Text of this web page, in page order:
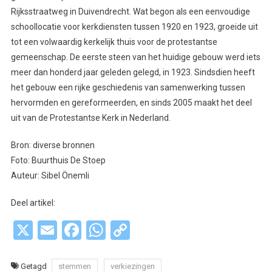
Rijksstraatweg in Duivendrecht. Wat begon als een eenvoudige
schoollocatie voor kerkdiensten tussen 1920 en 1923, groeide uit
tot een volwaardig kerkelijk thuis voor de protestantse
gemeenschap. De eerste steen van het huidige gebouw werd iets
meer dan honderd jaar geleden gelegd, in 1923. Sindsdien heeft
het gebouw een rijke geschiedenis van samenwerking tussen
hervormden en gereformeerden, en sinds 2005 maakt het deel
uit van de Protestantse Kerk in Nederland.
Bron: diverse bronnen
Foto: Buurthuis De Stoep
Auteur: Sibel Önemli
Deel artikel:
X EmailFacebook
WhatsApp
Copy
Getagd stemmen verkiezingen